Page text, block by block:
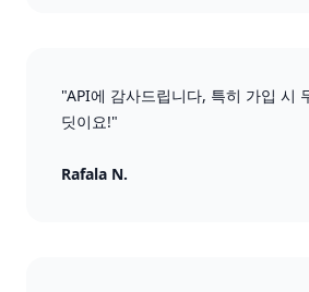
"API에 감사드립니다, 특히 가입 시
딧이요!"
Rafala N.